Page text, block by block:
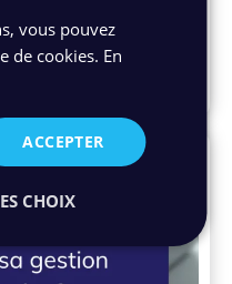
de vos
artificielle
vous pouvez
de cookies. En
ACCEPTER
CHOIX